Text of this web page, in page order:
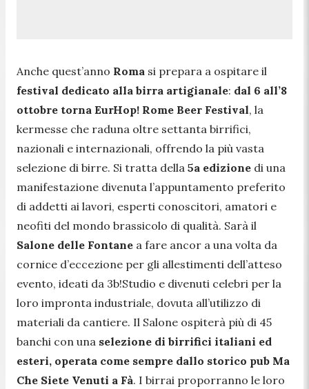
Anche quest’anno Roma si prepara a ospitare il
festival dedicato alla birra artigianale: dal 6 all’8
ottobre torna EurHop! Rome Beer Festival, la
kermesse che raduna oltre settanta birrifici,
nazionali e internazionali, offrendo la più vasta
selezione di birre. Si tratta della 5a edizione di una
manifestazione divenuta l’appuntamento preferito
di addetti ai lavori, esperti conoscitori, amatori e
neofiti del mondo brassicolo di qualità. Sarà il
Salone delle Fontane a fare ancor a una volta da
cornice d’eccezione per gli allestimenti dell’atteso
evento, ideati da 3b!Studio e divenuti celebri per la
loro impronta industriale, dovuta all’utilizzo di
materiali da cantiere. Il Salone ospiterà più di 45
banchi con una selezione di birrifici italiani ed
esteri, operata come sempre dallo storico pub Ma
Che Siete Venuti a Fà. I birrai proporranno le loro